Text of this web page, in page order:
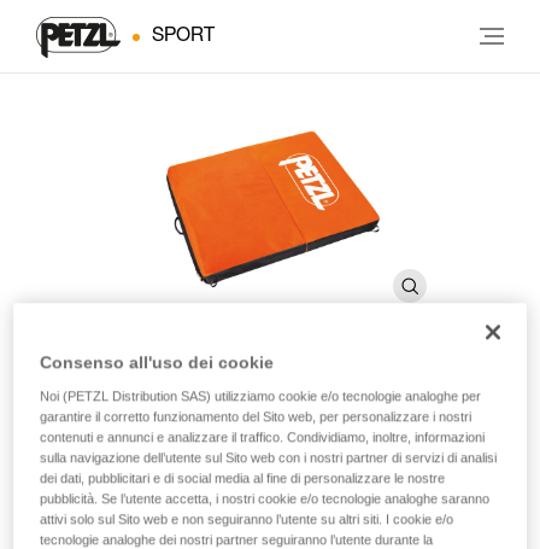
SPORT
Custodia CIRRO
Custodia di ricambio per crashpad CIRRO
Custodia di ricambio per crashpad CIRRO.
Consenso all'uso dei cookie
Noi (PETZL Distribution SAS) utilizziamo cookie e/o tecnologie analoghe per
garantire il corretto funzionamento del Sito web, per personalizzare i nostri
contenuti e annunci e analizzare il traffico. Condividiamo, inoltre, informazioni
sulla navigazione dell’utente sul Sito web con i nostri partner di servizi di analisi
dei dati, pubblicitari e di social media al fine di personalizzare le nostre
pubblicità. Se l’utente accetta, i nostri cookie e/o tecnologie analoghe saranno
attivi solo sul Sito web e non seguiranno l’utente su altri siti. I cookie e/o
tecnologie analoghe dei nostri partner seguiranno l’utente durante la